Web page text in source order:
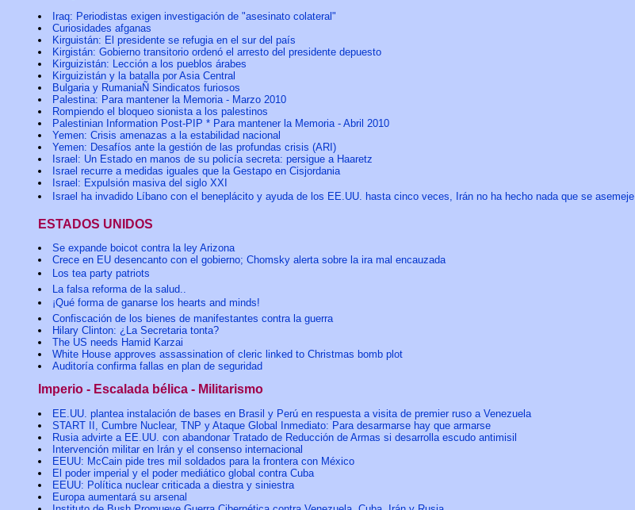
Iraq: Periodistas exigen investigación de "asesinato colateral"
Curiosidades afganas
Kirguistán: El presidente se refugia en el sur del país
Kirgistán: Gobierno transitorio ordenó el arresto del presidente depuesto
Kirguizistán: Lección a los pueblos árabes
Kirguizistán y la batalla por Asia Central
Bulgaria y RumaniaÑ Sindicatos furiosos
Palestina: Para mantener la Memoria - Marzo 2010
Rompiendo el bloqueo sionista a los palestinos
Palestinian Information Post-PIP * Para mantener la Memoria - Abril 2010
Yemen: Crisis amenazas a la estabilidad nacional
Yemen: Desafíos ante la gestión de las profundas crisis (ARI)
Israel: Un Estado en manos de su policía secreta: persigue a Haaretz
Israel recurre a medidas iguales que la Gestapo en Cisjordania
Israel: Expulsión masiva del siglo XXI
Israel ha invadido Líbano con el beneplácito y ayuda de los EE.UU. hasta cinco veces, Irán no ha hecho nada que se asemeje
ESTADOS UNIDOS
Se expande boicot contra la ley Arizona
Crece en EU desencanto con el gobierno; Chomsky alerta sobre la ira mal encauzada
Los tea party patriots
La falsa reforma de la salud..
¡Qué forma de ganarse los hearts and minds!
Confiscación de los bienes de manifestantes contra la guerra
Hilary Clinton: ¿La Secretaria tonta?
The US needs Hamid Karzai
White House approves assassination of cleric linked to Christmas bomb plot
Auditoría confirma fallas en plan de seguridad
Imperio - Escalada bélica - Militarismo
EE.UU. plantea instalación de bases en Brasil y Perú en respuesta a visita de premier ruso a Venezuela
START II, Cumbre Nuclear, TNP y Ataque Global Inmediato: Para desarmarse hay que armarse
Rusia advirte a EE.UU. con abandonar Tratado de Reducción de Armas si desarrolla escudo antimisil
Intervención militar en Irán y el consenso internacional
EEUU: McCain pide tres mil soldados para la frontera con México
El poder imperial y el poder mediático global contra Cuba
EEUU: Política nuclear criticada a diestra y siniestra
Europa aumentará su arsenal